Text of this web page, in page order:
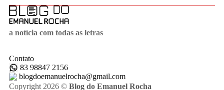
a notícia com todas as letras
Contato
83 98847 2156
blogdoemanuelrocha@gmail.com
Copyright 2026 © Blog do Emanuel Rocha